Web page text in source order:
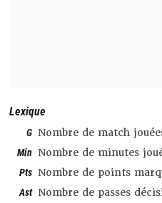
Lexique
G Nombre de match
Min Nombre de minutes
Pts Nombre de points
Ast Nombre de passes